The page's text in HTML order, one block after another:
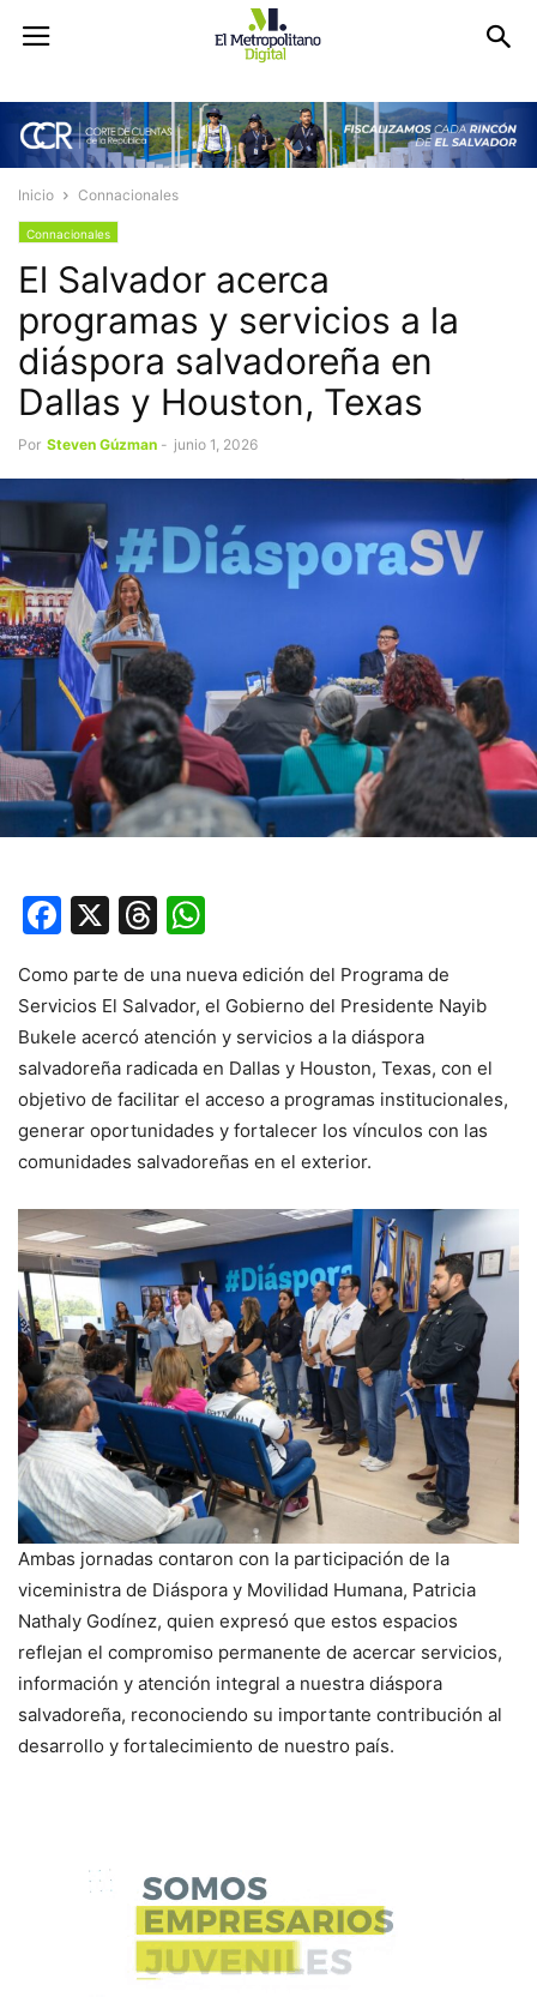
Inicio Connacionales
Connacionales
El Salvador acerca
programas y servicios a la
diáspora salvadoreña en
Dallas y Houston, Texas
Por Steven Gúzman - junio 1, 2026
Facebook
X Threads
Como parte de una nueva edición del Programa de
Servicios El Salvador, el Gobierno del Presidente Nayib
Bukele acercó atención y servicios a la diáspora
salvadoreña radicada en Dallas y Houston, Texas, con el
objetivo de facilitar el acceso a programas institucionales,
generar oportunidades y fortalecer los vínculos con las
comunidades salvadoreñas en el exterior.
Ambas jornadas contaron con la participación de la
viceministra de Diáspora y Movilidad Humana, Patricia
Nathaly Godínez, quien expresó que estos espacios
reflejan el compromiso permanente de acercar servicios,
información y atención integral a nuestra diáspora
salvadoreña, reconociendo su importante contribución al
desarrollo y fortalecimiento de nuestro país.